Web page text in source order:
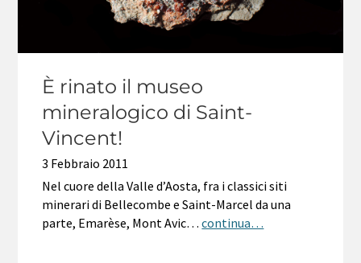
È rinato il museo
mineralogico di Saint-
Vincent!
3 Febbraio 2011
Nel cuore della Valle d’Aosta, fra i classici siti
minerari di Bellecombe e Saint-Marcel da una
parte, Emarèse, Mont Avic…continua…